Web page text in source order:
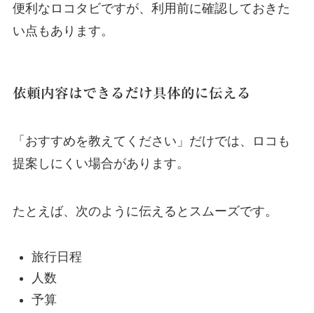
便利なロコタビですが、利用前に確認しておきた
い点もあります。
依頼内容はできるだけ具体的に伝える
「おすすめを教えてください」だけでは、ロコも
提案しにくい場合があります。
たとえば、次のように伝えるとスムーズです。
旅行日程
人数
予算